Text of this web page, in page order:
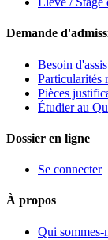
Demande
Besoin
Particularités
Pièces
Étudier au
Dossier en ligne
Se connecter
À propos
Qui sommes-